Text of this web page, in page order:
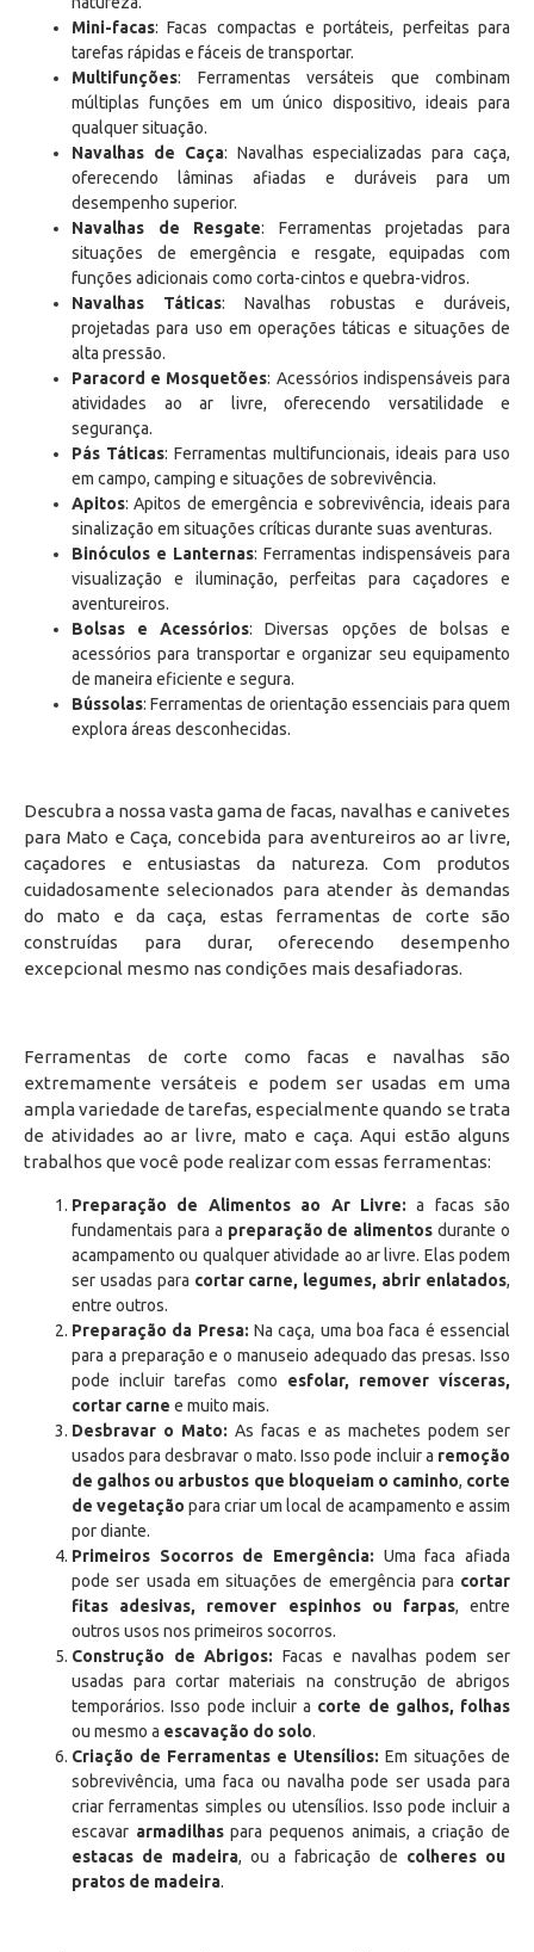
Mini-facas: Facas compactas e portáteis, perfeitas para
tarefas rápidas e fáceis de transportar.
Multifunções: Ferramentas versáteis que combinam
múltiplas funções em um único dispositivo, ideais para
qualquer situação.
Navalhas de Caça: Navalhas especializadas para caça,
oferecendo lâminas afiadas e duráveis para um
desempenho superior.
Navalhas de Resgate: Ferramentas projetadas para
situações de emergência e resgate, equipadas com
funções adicionais como corta-cintos e quebra-vidros.
Navalhas Táticas: Navalhas robustas e duráveis,
projetadas para uso em operações táticas e situações de
alta pressão.
Paracord e Mosquetões: Acessórios indispensáveis para
atividades ao ar livre, oferecendo versatilidade e
segurança.
Pás Táticas: Ferramentas multifuncionais, ideais para uso
em campo, camping e situações de sobrevivência.
Apitos: Apitos de emergência e sobrevivência, ideais para
sinalização em situações críticas durante suas aventuras.
Binóculos e Lanternas: Ferramentas indispensáveis para
visualização e iluminação, perfeitas para caçadores e
aventureiros.
Bolsas e Acessórios: Diversas opções de bolsas e
acessórios para transportar e organizar seu equipamento
de maneira eficiente e segura.
Bússolas: Ferramentas de orientação essenciais para quem
explora áreas desconhecidas.
Descubra a nossa vasta gama de facas, navalhas e canivetes
para Mato e Caça, concebida para aventureiros ao ar livre,
caçadores e entusiastas da natureza. Com produtos
cuidadosamente selecionados para atender às demandas
do mato e da caça, estas ferramentas de corte são
construídas para durar, oferecendo desempenho
excepcional mesmo nas condições mais desafiadoras.
Ferramentas de corte como facas e navalhas são
extremamente versáteis e podem ser usadas em uma
ampla variedade de tarefas, especialmente quando se trata
de atividades ao ar livre, mato e caça. Aqui estão alguns
trabalhos que você pode realizar com essas ferramentas:
Preparação de Alimentos ao Ar Livre:a facas são
fundamentais para a preparação de alimentos durante o
acampamento ou qualquer atividade ao ar livre. Elas podem
ser usadas para cortar carne, legumes, abrir enlatados,
entre outros.
Preparação da Presa: Na caça, uma boa faca é essencial
para a preparação e o manuseio adequado das presas. Isso
pode incluir tarefas como esfolar, remover vísceras,
cortar carne e muito mais.
Desbravar o Mato: As facas e as machetes podem ser
usados para desbravar o mato. Isso pode incluir a remoção
de galhos ou arbustos que bloqueiam o caminho, corte
de vegetação para criar um local de acampamento e assim
por diante.
Primeiros Socorros de Emergência: Uma faca afiada
pode ser usada em situações de emergência para cortar
fitas adesivas, remover espinhos ou farpas, entre
outros usos nos primeiros socorros.
Construção de Abrigos:Facas e navalhas podem ser
usadas para cortar materiais na construção de abrigos
temporários. Isso pode incluir a corte de galhos, folhas
ou mesmo a escavação do solo.
Criação de Ferramentas e Utensílios: Em situações de
sobrevivência, uma faca ou navalha pode ser usada para
criar ferramentas simples ou utensílios. Isso pode incluir a
escavar armadilhaspara pequenos animais, a criação de
estacas de madeira, ou a fabricação de colheres ou
pratos de madeira.